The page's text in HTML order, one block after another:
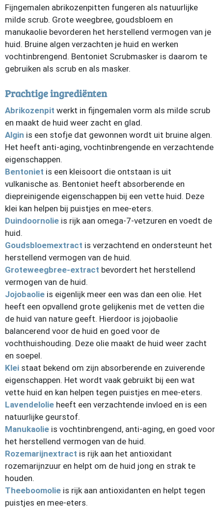
Fijngemalen abrikozenpitten fungeren als natuurlijke
milde scrub. Grote weegbree, goudsbloem en
manukaolie bevorderen het herstellend vermogen van je
huid. Bruine algen verzachten je huid en werken
vochtinbrengend. Bentoniet Scrubmasker is daarom te
gebruiken als scrub en als masker.
Prachtige ingrediënten
Abrikozenpit werkt in fijngemalen vorm als milde scrub
en maakt de huid weer zacht en glad.
Algin is een stofje dat gewonnen wordt uit bruine algen.
Het heeft anti-aging, vochtinbrengende en verzachtende
eigenschappen.
Bentoniet is een kleisoort die ontstaan is uit
vulkanische as. Bentoniet heeft absorberende en
diepreinigende eigenschappen bij een vette huid. Deze
klei kan helpen bij puistjes en mee-eters.
Duindoornolie is rijk aan omega-7-vetzuren en voedt de
huid.
Goudsbloemextract is verzachtend en ondersteunt het
herstellend vermogen van de huid.
Groteweegbree-extract bevordert het herstellend
vermogen van de huid.
Jojobaolie is eigenlijk meer een was dan een olie. Het
heeft een opvallend grote gelijkenis met de vetten die
de huid van nature geeft. Hierdoor is jojobaolie
balancerend voor de huid en goed voor de
vochthuishouding. Deze olie maakt de huid weer zacht
en soepel.
Klei staat bekend om zijn absorberende en zuiverende
eigenschappen. Het wordt vaak gebruikt bij een wat
vette huid en kan helpen tegen puistjes en mee-eters.
Lavendelolie heeft een verzachtende invloed en is een
natuurlijke geurstof.
Manukaolie is vochtinbrengend, anti-aging, en goed voor
het herstellend vermogen van de huid.
Rozemarijnextract is rijk aan het antioxidant
rozemarijnzuur en helpt om de huid jong en strak te
houden.
Theeboomolie is rijk aan antioxidanten en helpt tegen
puistjes en mee-eters.